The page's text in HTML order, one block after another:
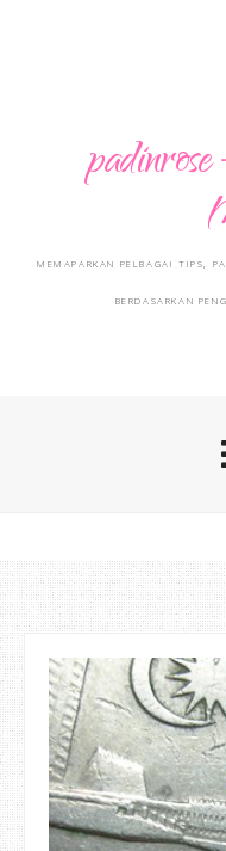
MEMAPARKAN PELBAGAI TIPS,
BERDASARKAN